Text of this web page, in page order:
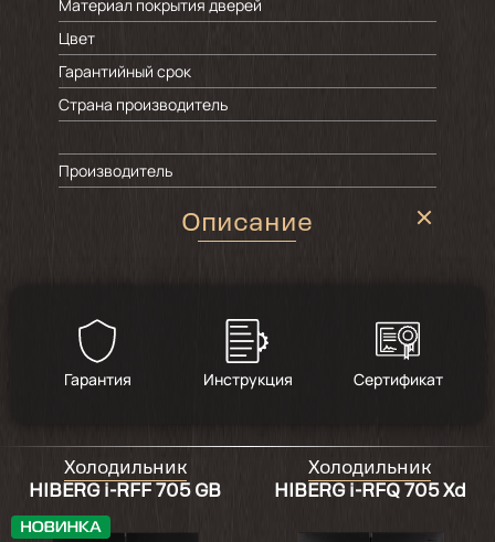
Материал покрытия дверей
Цвет
Гарантийный срок
Страна производитель
Производитель
Описание
Гарантия Инструкция Сертификат
Холодильник
HIBERG i-RFF 705 GB
Холодильник
HIBERG i-RFQ 705 Xd